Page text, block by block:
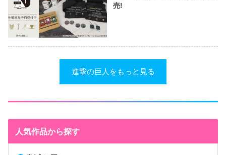
売!
進撃の巨人をもっと見る
人気作品から探す